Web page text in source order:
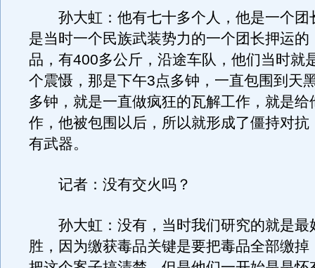
孙大虹：他有七十多个人，他是一个团
是当时一个民族武装势力的一个团长押运的
品，有400多公斤，沿途车队，他们当时就
个震慑，那是下午3点多钟，一直包围到天
多钟，就是一直做疯狂的瓦解工作，就是给
作，他被包围以后，所以就形成了僵持对抗
有武器。
记者：没有交火吗？
孙大虹：没有，当时我们研究的就是最
胜，因为缴获毒品关键是要把毒品全部缴掉